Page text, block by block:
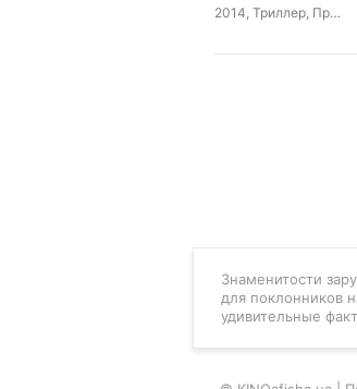
2014, Триллер, Приключения
Знаменитости
для поклонников
удивительные